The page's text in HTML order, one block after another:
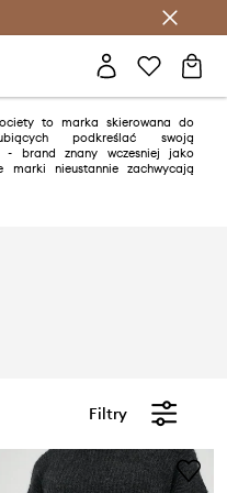
Club >
to marka skierowana do
podkreślać swoją
- brand znany wczesniej jako
marki nieustannie zachwycają
Filtry